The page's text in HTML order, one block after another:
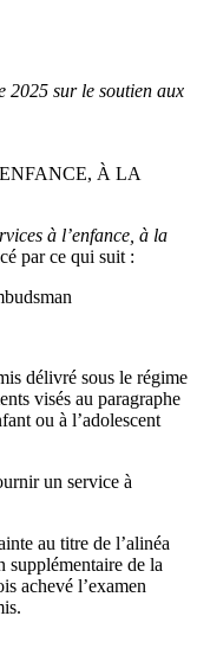
2025 sur le soutien aux
À LA
à l’enfance, à la
par ce qui suit :
délivré sous le régime
visés au paragraphe
ou à l’adolescent
un service à
au titre de l’alinéa
supplémentaire de la
achevé l’examen